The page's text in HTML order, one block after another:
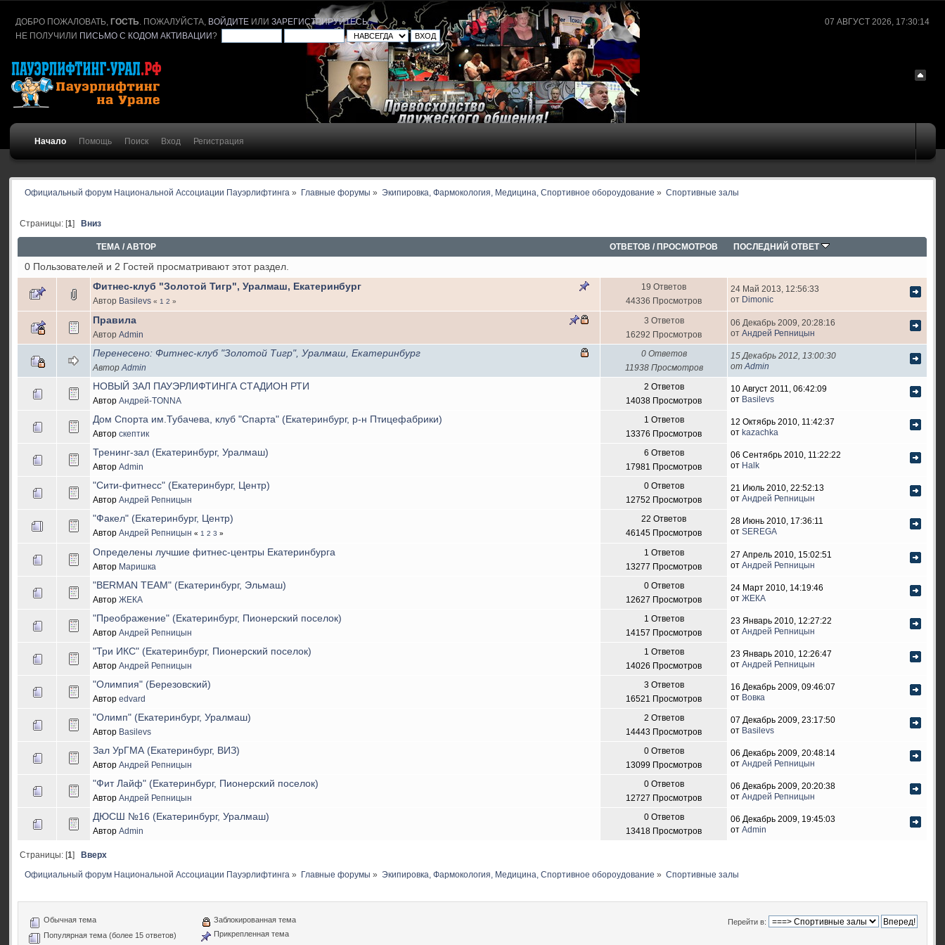
07 АВГУСТ 2026, 17:30:14
ДОБРО ПОЖАЛОВАТЬ, ГОСТЬ. ПОЖАЛУЙСТА, ВОЙДИТЕИЛИ ЗАРЕГИСТРИРУЙТЕСЬ.
НЕ ПОЛУЧИЛИ ПИСЬМО С КОДОМ АКТИВАЦИИ?
Начало Помощь Поиск Вход Регистрация
Официальный форум Национальной Ассоциации Пауэрлифтинга » Главные форумы » Экипировка, Фармокология, Медицина, Спортивное обороудование » Спортивные залы
Страницы: [1] Вниз
ТЕМА / АВТОР ОТВЕТОВ / ПРОСМОТРОВ ПОСЛЕДНИЙ ОТВЕТ
0 Пользователей и 2 Гостей просматривают этот раздел.
Фитнес-клуб "Золотой Тигр", Уралмаш, Екатеринбург
Автор Basilevs « 1 2 »
19 Ответов
44336 Просмотров
24 Май 2013, 12:56:33
от Dimonic
Правила
АвторAdmin
3 Ответов
16292 Просмотров
06 Декабрь 2009, 20:28:16
отАндрей Репницын
Перенесено: Фитнес-клуб "Золотой Тигр", Уралмаш, Екатеринбург
АвторAdmin
0 Ответов
11938 Просмотров
15 Декабрь 2012, 13:00:30
отAdmin
НОВЫЙ ЗАЛ ПАУЭРЛИФТИНГА СТАДИОН РТИ
АвторАндрей-TONNA
2 Ответов
14038 Просмотров
10 Август 2011, 06:42:09
от Basilevs
Дом Спорта им.Тубачева, клуб "Спарта" (Екатеринбург, р-н Птицефабрики)
Авторскептик
1 Ответов
13376 Просмотров
12 Октябрь 2010, 11:42:37
отkazachka
Тренинг-зал (Екатеринбург, Уралмаш)
АвторAdmin
6 Ответов
17981 Просмотров
06 Сентябрь 2010, 11:22:22
от Halk
"Сити-фитнесс" (Екатеринбург, Центр)
АвторАндрей Репницын
0 Ответов
12752 Просмотров
21 Июль 2010, 22:52:13
отАндрей Репницын
"Факел" (Екатеринбург, Центр)
АвторАндрей Репницын « 1 2 3 »
22 Ответов
46145 Просмотров
28 Июнь 2010, 17:36:11
отSEREGA
Определены лучшие фитнес-центры Екатеринбурга
Автор Маришка
1 Ответов
13277 Просмотров
27 Апрель 2010, 15:02:51
отАндрей Репницын
"BERMAN TEAM" (Екатеринбург, Эльмаш)
АвторЖЕКА
0 Ответов
12627 Просмотров
24 Март 2010, 14:19:46
отЖЕКА
"Преображение" (Екатеринбург, Пионерский поселок)
АвторАндрей Репницын
1 Ответов
14157 Просмотров
23 Январь 2010, 12:27:22
отАндрей Репницын
"Три ИКС" (Екатеринбург, Пионерский поселок)
АвторАндрей Репницын
1 Ответов
14026 Просмотров
23 Январь 2010, 12:26:47
отАндрей Репницын
"Олимпия" (Березовский)
Авторedvard
3 Ответов
16521 Просмотров
16 Декабрь 2009, 09:46:07
от Вовка
"Олимп" (Екатеринбург, Уралмаш)
Автор Basilevs
2 Ответов
14443 Просмотров
07 Декабрь 2009, 23:17:50
от Basilevs
Зал УрГМА (Екатеринбург, ВИЗ)
АвторАндрей Репницын
0 Ответов
13099 Просмотров
06 Декабрь 2009, 20:48:14
отАндрей Репницын
"Фит Лайф" (Екатеринбург, Пионерский поселок)
АвторАндрей Репницын
0 Ответов
12727 Просмотров
06 Декабрь 2009, 20:20:38
отАндрей Репницын
ДЮСШ №16 (Екатеринбург, Уралмаш)
АвторAdmin
0 Ответов
13418 Просмотров
06 Декабрь 2009, 19:45:03
отAdmin
Страницы: [1] Вверх
Официальный форум Национальной Ассоциации Пауэрлифтинга » Главные форумы » Экипировка, Фармокология, Медицина, Спортивное обороудование » Спортивные залы
Перейти в:
Обычная тема
Популярная тема (более 15 ответов)
Заблокированная тема
Прикрепленная тема